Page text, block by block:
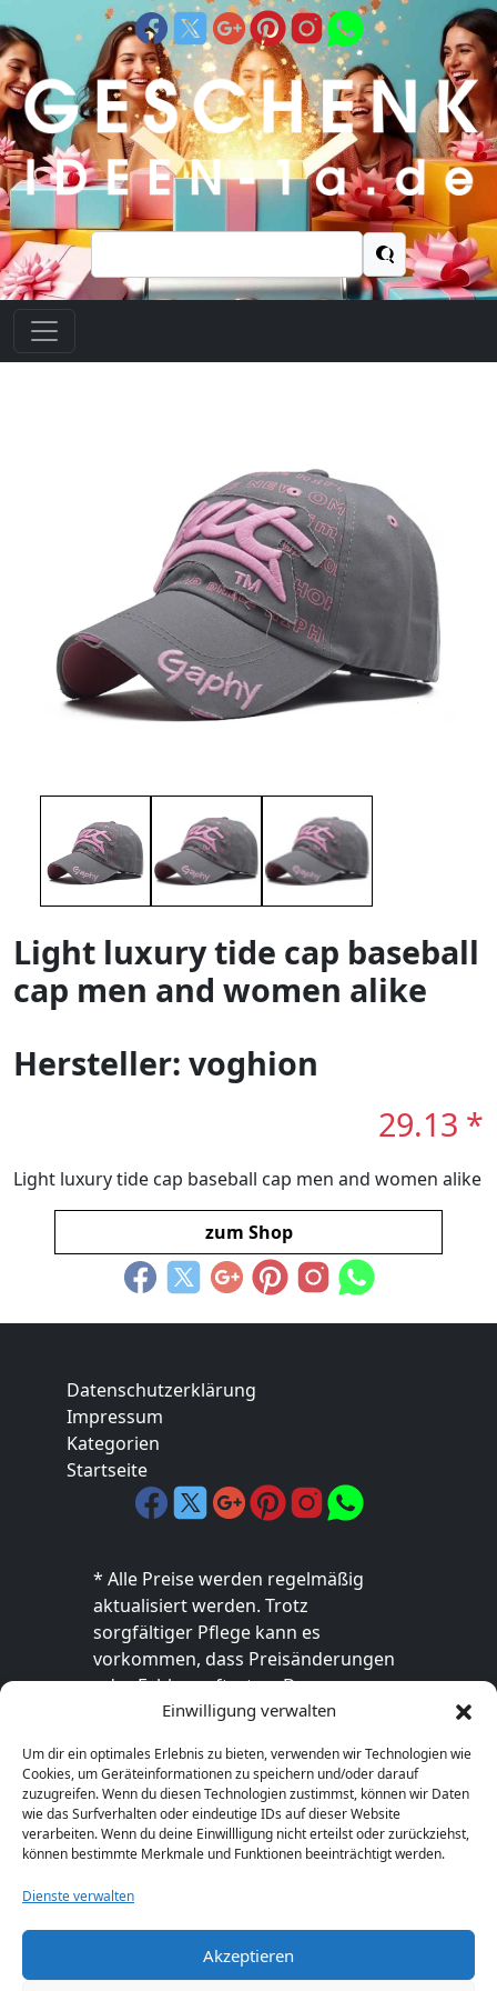
Einwilligung verwalten
Um dir ein optimales Erlebnis zu bieten, verwenden wir Technologien wie
Cookies, um Geräteinformationen zu speichern und/oder darauf
zuzugreifen. Wenn du diesen Technologien zustimmst, können wir Daten
wie das Surfverhalten oder eindeutige IDs auf dieser Website
verarbeiten. Wenn du deine Einwillligung nicht erteilst oder zurückziehst,
können bestimmte Merkmale und Funktionen beeinträchtigt werden.
Dienste verwalten
Akzeptieren
Suchen
nach:
Light luxury tide cap baseball
cap men and women alike
Hersteller: voghion
29.13 *
Light luxury tide cap baseball cap men and women alike
zum Shop
Datenschutzerklärung
Impressum
Kategorien
Startseite
* Alle Preise werden regelmäßig
aktualisiert werden. Trotz
sorgfältiger Pflege kann es
vorkommen, dass Preisänderungen
oder Fehler auftreten. Der
endgültige Preis sowie die
ausschließlich im jeweiligen Online-
Shop des Anbieters verbindlich. Bitte
überprüfe den Preis vor dem Kauf
direkt beim Händler.
© 2026 Geschenkideen-1a.de. Alle Rechte